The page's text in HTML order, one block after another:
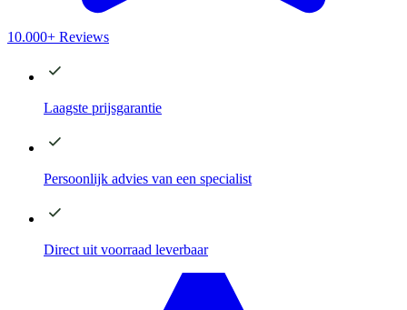
10.000+ Reviews
Laagste prijsgarantie
Persoonlijk advies van een specialist
Direct uit voorraad leverbaar